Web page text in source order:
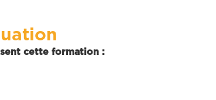
cette formation :